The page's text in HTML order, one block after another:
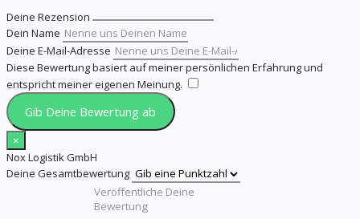
Deine Rezension
Dein Name
Deine E-Mail-Adresse
Diese Bewertung basiert auf meiner persönlichen Erfahrung und
entspricht meiner eigenen Meinung.
Gib Deine Bewertung ab
×
Nox Logistik GmbH
Deine Gesamtbewertung